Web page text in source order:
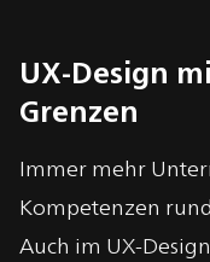
UX-Design
Grenzen
Immer mehr
Kompetenzen
Auch im UX-